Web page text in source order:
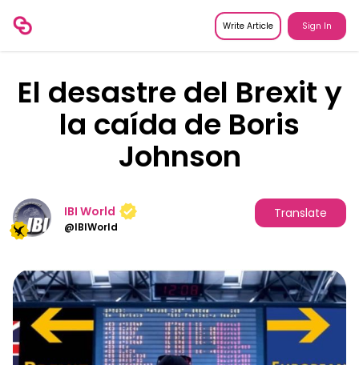
Write Article Sign In
El desastre del Brexit y
la caída de Boris
Johnson
IBI World
@IBIWorld
Translate